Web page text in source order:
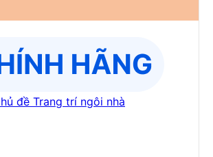
đề Trang trí ngôi nhà